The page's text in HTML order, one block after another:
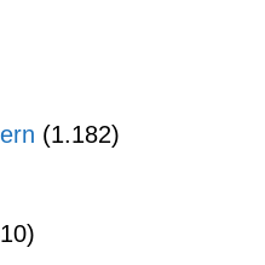
(1.182)